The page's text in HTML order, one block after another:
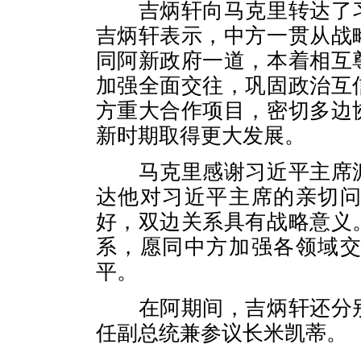
吉炳轩向马克里转达了
吉炳轩表示，中方一贯从
同阿新政府一道，本着相
加强全面交往，巩固政治
方重大合作项目，密切多
新时期取得更大发展。
马克里感谢习近平主席
达他对习近平主席的亲切
好，双边关系具有战略意
系，愿同中方加强各领域
平。
在阿期间，吉炳轩还分
任副总统兼参议长米凯蒂。